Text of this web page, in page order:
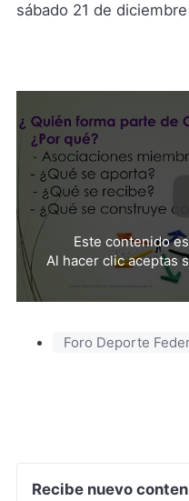
sábado 21 de
Este contenido
Al hacer clic aceptas
Foro Deporte
Recibe nuevo